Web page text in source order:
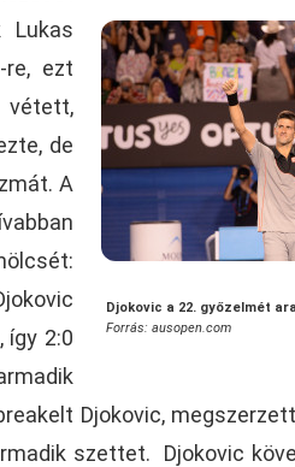
Djokovic a 22. győzelmét
Forrás: ausopen.com
Lukas
re, ezt
vétett,
de
A
így 2:0
Djokovic,
szettet. Djokovic